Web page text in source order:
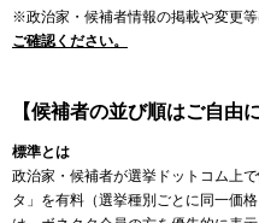
※政治家・候補者情報の掲載や変更等
ご確認ください。
【候補者の並び順はご自由
標準とは
政治家・候補者が選挙ドットコム上
タ」を有料（選挙種別ごとに同一価